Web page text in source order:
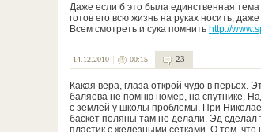
Даже если б это была единственная
готов его всю жизнь на руках носить,
Всем смотреть и сука помнить http://
14.12.2010 00:15 23
Какая вера, глаза открой чудо в перьех.
баляева не помню номер, на спутнике.
с землей у школы проблемы. При
баскет поляны там не делали. Эд сделал